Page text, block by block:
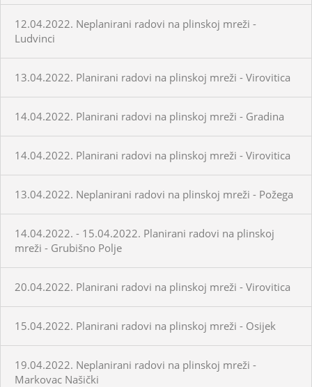
12.04.2022. Neplanirani radovi na plinskoj mreži -
Ludvinci
13.04.2022. Planirani radovi na plinskoj mreži - Virovitica
14.04.2022. Planirani radovi na plinskoj mreži - Gradina
14.04.2022. Planirani radovi na plinskoj mreži - Virovitica
13.04.2022. Neplanirani radovi na plinskoj mreži - Požega
14.04.2022. - 15.04.2022. Planirani radovi na plinskoj
mreži - Grubišno Polje
20.04.2022. Planirani radovi na plinskoj mreži - Virovitica
15.04.2022. Planirani radovi na plinskoj mreži - Osijek
19.04.2022. Neplanirani radovi na plinskoj mreži -
Markovac Našički